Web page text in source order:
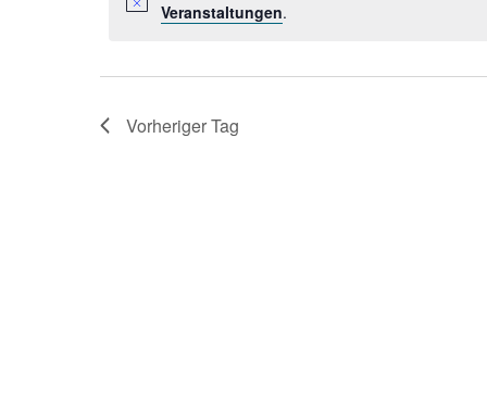
Veranstaltungen.
Vorheriger Tag